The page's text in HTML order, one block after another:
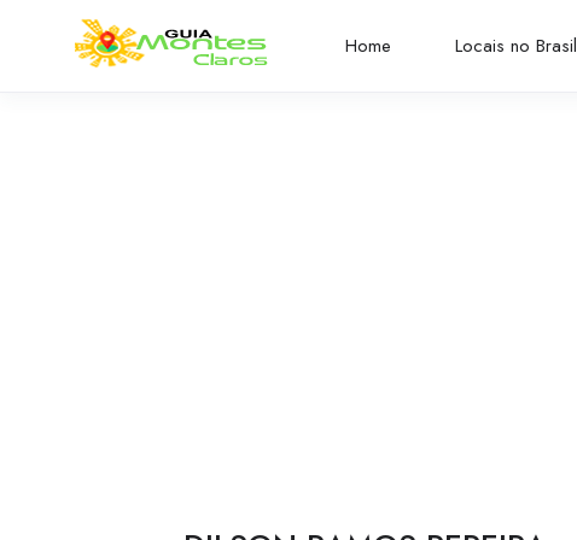
Home Locais no Brasil